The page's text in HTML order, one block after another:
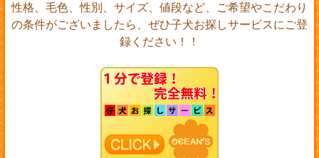
性格、毛色、性別、サイズ、値段など、ご希望やこだわり
の条件がございましたら、ぜひ子犬お探しサービスにご登
録ください！！